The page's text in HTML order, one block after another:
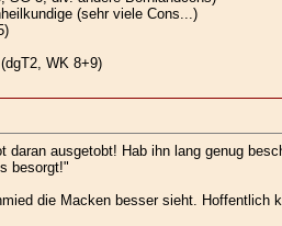
(sehr viele Cons...)
WK 8+9)
ausgetobt! Hab ihn lang genug
besorgt!"
die Macken besser sieht.